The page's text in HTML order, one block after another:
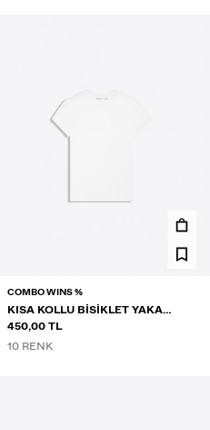
COMBO WINS %
KISA KOLLU BISIKLET YAKA
TIŞÖRT
450,00 TL
10 RENK